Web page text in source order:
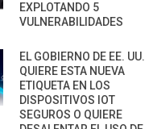
EXPLOTANDO 5
VULNERABILIDADES
EL GOBIERNO DE EE. UU.
QUIERE ESTA NUEVA
ETIQUETA EN LOS
DISPOSITIVOS IOT
SEGUROS O QUIERE